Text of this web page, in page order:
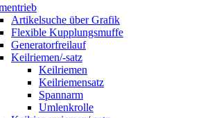
Artikelsuche über Grafik
Flexible Kupplungsmuffe
Generatorfreilauf
Keilriemen/-satz
Keilriemen
Keilriemensatz
Spannarm
Umlenkrolle